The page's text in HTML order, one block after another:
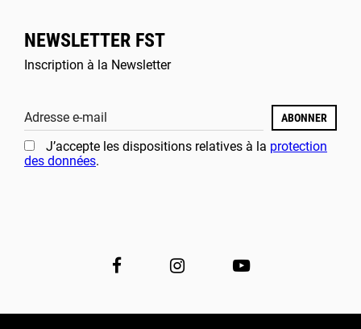
NEWSLETTER FST
Inscription à la Newsletter
Adresse e-mail ABONNER
J’accepte les dispositions relatives à la protection
des données.